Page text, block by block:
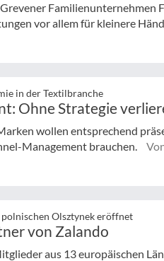
Familienunternehmen
vor allem für kleinere
in der Textilbranche
Ohne Strategie
wollen entsprechend
Management brauchen.
Olsztynek eröffnet
von Zalando
aus 13 europäischen